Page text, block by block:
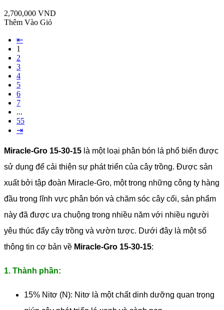
2,700,000 VND
Thêm Vào Giỏ
⇤
1
2
3
4
5
6
7
...
55
⇥
Miracle-Gro 15-30-15 là một loại phân bón lá phổ biến được
sử dụng để cải thiện sự phát triển của cây trồng. Được sản
xuất bởi tập đoàn Miracle-Gro, một trong những công ty hàng
đầu trong lĩnh vực phân bón và chăm sóc cây cối, sản phẩm
này đã được ưa chuộng trong nhiều năm với nhiều người
yêu thúc đẩy cây trồng và vườn tược. Dưới đây là một số
thông tin cơ bản về Miracle-Gro 15-30-15:
1. Thành phần:
15% Nitơ (N): Nitơ là một chất dinh dưỡng quan trọng